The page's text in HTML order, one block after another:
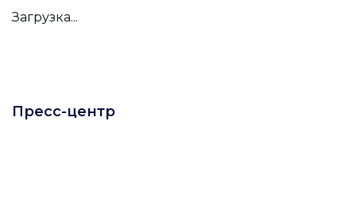
Загрузка...
Пресс-центр